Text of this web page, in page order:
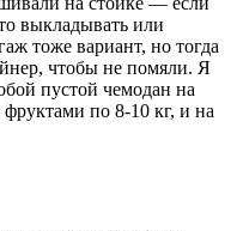
выкладывать или
тоже вариант, но тогда
чтобы не помяли. Я
пустой чемодан на
по 8-10 кг, и на